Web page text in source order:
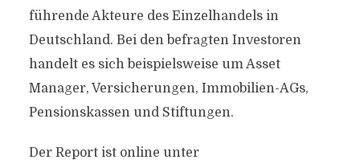
führende Akteure des Einzelhandels in
Deutschland. Bei den befragten Investoren
handelt es sich beispielsweise um Asset
Manager, Versicherungen, Immobilien-AGs,
Pensionskassen und Stiftungen.
Der Report ist online unter